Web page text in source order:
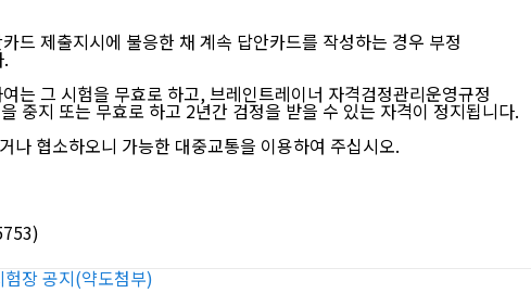
드 제출지시에 불응한 채 계속 답안카드를 작성하는 경우 부정
는 그 시험을 무효로 하고, 브레인트레이너 자격검정관리운영규정
지 또는 무효로 하고 2년간 검정을 받을 수 있는 자격이 정지됩니다.
나 협소하오니 가능한 대중교통을 이용하여 주십시오.
장 공지(약도첨부)